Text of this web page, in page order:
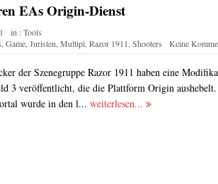
EAs Origin-Dienst
in :Tools
,Game,Juristen,Multipl,Razor 1911,Shooters Keine
der Szenegruppe Razor 1911 haben eine
3 veröffentlicht, die die Plattform Origin
wurde in den l... weiterlesen...